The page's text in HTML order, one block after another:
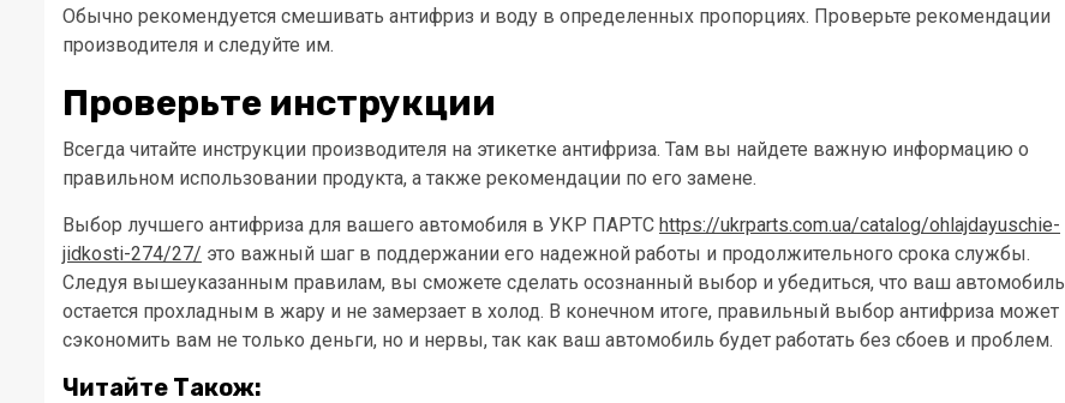
Обычно рекомендуется смешивать антифриз и воду в определенных пропорциях. Проверьте рекомендации
производителя и следуйте им.
Проверьте инструкции
Всегда читайте инструкции производителя на этикетке антифриза. Там вы найдете важную информацию о
правильном использовании продукта, а также рекомендации по его замене.
Выбор лучшего антифриза для вашего автомобиля в УКР ПАРТС https://ukrparts.com.ua/catalog/ohlajdayuschie-
jidkosti-274/27/ это важный шаг в поддержании его надежной работы и продолжительного срока службы.
Следуя вышеуказанным правилам, вы сможете сделать осознанный выбор и убедиться, что ваш автомобиль
остается прохладным в жару и не замерзает в холод. В конечном итоге, правильный выбор антифриза может
сэкономить вам не только деньги, но и нервы, так как ваш автомобиль будет работать без сбоев и проблем.
Читайте Також: